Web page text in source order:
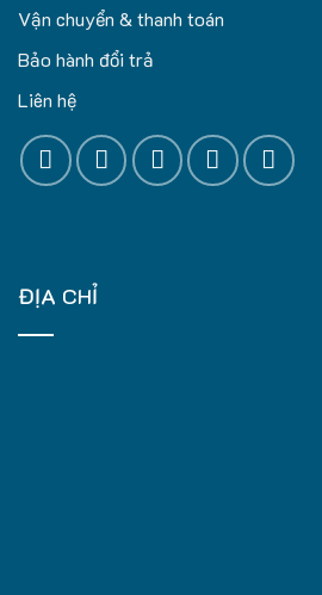
Vận chuyển & thanh toán
Bảo hành đổi trả
Liên hệ
ĐỊA CHỈ